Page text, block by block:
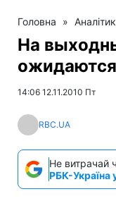
Головна »
На
14:06 12.11.2010 Пт
RBC.UA
Не витрачай
РБК-Україна